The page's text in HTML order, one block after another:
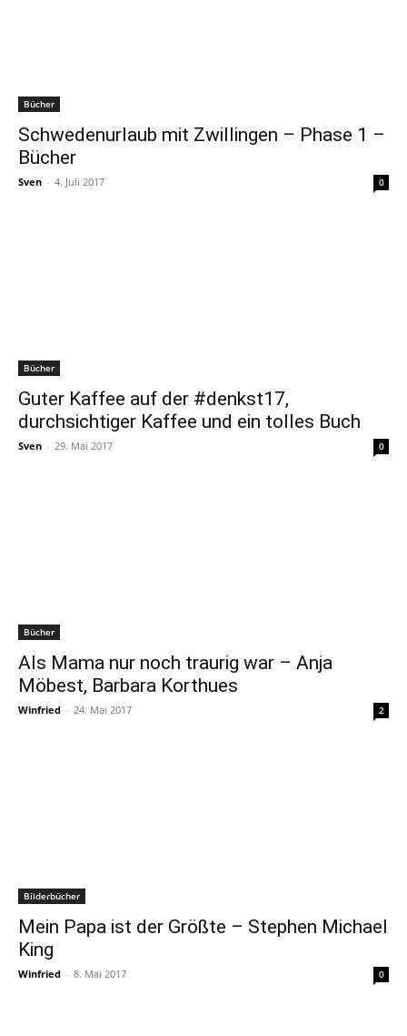
Bücher
Schwedenurlaub mit Zwillingen – Phase 1 –
Bücher
Sven - 4. Juli 2017 0
Bücher
Guter Kaffee auf der #denkst17,
durchsichtiger Kaffee und ein tolles Buch
Sven - 29. Mai 2017 0
Bücher
Als Mama nur noch traurig war – Anja
Möbest, Barbara Korthues
Winfried - 24. Mai 2017 2
Bilderbücher
Mein Papa ist der Größte – Stephen Michael
King
Winfried - 8. Mai 2017 0